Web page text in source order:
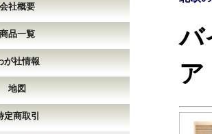
会社概要
商品一覧
が社情報
地図
定商取引
バ
ア